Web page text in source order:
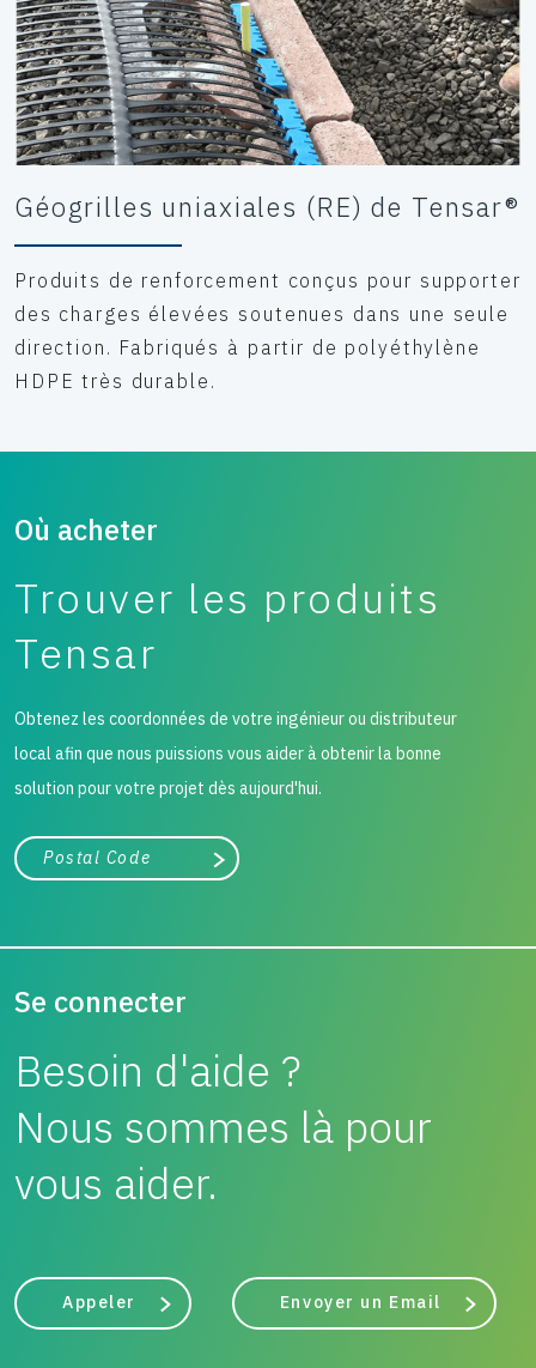
Géogrilles uniaxiales (RE) de Tensar®
Produits de renforcement conçus pour supporter
des charges élevées soutenues dans une seule
direction. Fabriqués à partir de polyéthylène
HDPE très durable.
Où acheter
Trouver les produits
Tensar
Obtenez les coordonnées de votre ingénieur ou distributeur
local afin que nous puissions vous aider à obtenir la bonne
solution pour votre projet dès aujourd'hui.
Ville, état ou code postal
Chercher
Se connecter
Besoin d'aide ?
Nous sommes là pour
vous aider.
Appeler Envoyer un Email